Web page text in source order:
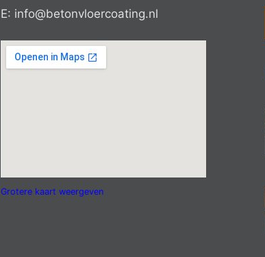
E: info@betonvloercoating.nl
Grotere kaart weergeven